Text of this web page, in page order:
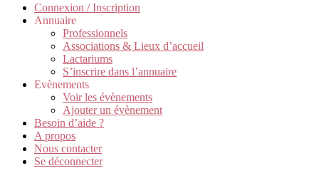
Connexion / Inscription
Annuaire
Professionnels
Associations & Lieux d’accueil
Lactariums
S’inscrire dans l’annuaire
Evènements
Voir les évènements
Ajouter un évènement
Besoin d’aide ?
A propos
Nous contacter
Se déconnecter